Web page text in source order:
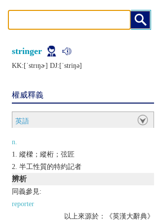
stringer
KK:[ˈstrɪŋɚ] DJ:[ˈstriŋǝ]
權威釋義
英語
n.
縱樑；縱桁；弦匠
半工性質的特約記者
辨析
同義參見:
reporter
以上來源於：《英漢大辭典》